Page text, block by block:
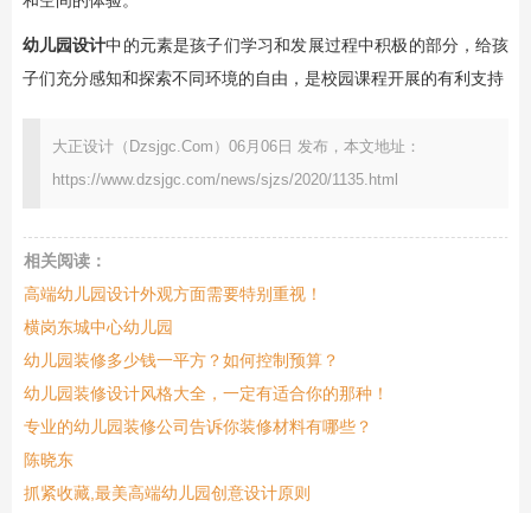
幼儿园设计中的元素是孩子们学习和发展过程中积极的部分，给孩
子们充分感知和探索不同环境的自由，是校园课程开展的有利支持
大正设计（Dzsjgc.Com）06月06日 发布，本文地址：
https://www.dzsjgc.com/news/sjzs/2020/1135.html
相关阅读：
高端幼儿园设计外观方面需要特别重视！
横岗东城中心幼儿园
幼儿园装修多少钱一平方？如何控制预算？
幼儿园装修设计风格大全，一定有适合你的那种！
专业的幼儿园装修公司告诉你装修材料有哪些？
陈晓东
抓紧收藏,最美高端幼儿园创意设计原则